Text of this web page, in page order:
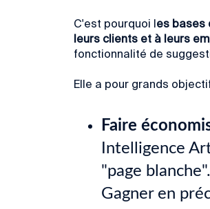
C'est pourquoi les bases
leurs clients et à leurs
fonctionnalité de
Elle a pour grands
Faire
Intelligence
"page blanche".
Gagner en